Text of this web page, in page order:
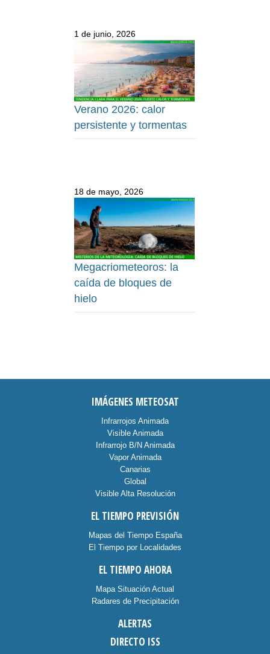
1 de junio, 2026
Verano 2026: calor
persistente y tormentas
18 de mayo, 2026
Megacriometeoros: la
caída de bloques de
hielo
IMÁGENES METEOSAT
Infrarrojos Animada
Visible Animada
Infrarrojo B/N Animada
Vapor Animada
Canarias
Global
Visible Alta Resolución
EL TIEMPO PREVISIÓN
Mapas del Tiempo España
El Tiempo por Localidades
EL TIEMPO AHORA
Mapa Situación Actual
Radares de Precipitación
ALERTAS
DIRECTO ISS